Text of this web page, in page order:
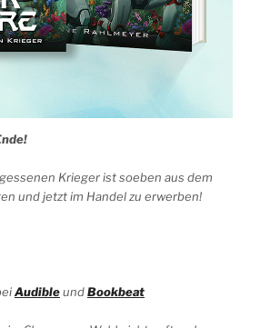
Kriegerist soeben aus dem
und jetzt im Handel zu erwerben!
AudibleundBookbeat